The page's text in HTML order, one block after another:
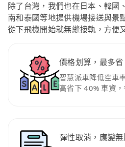
除了台灣，我們也在日本、韓國
南和泰國等地提供機場接送與景
從下飛機開始就無縫接軌，方便
價格划算，最多
智慧派車降低空車
高省下 40% 車資
彈性取消，應變